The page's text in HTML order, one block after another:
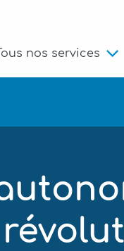
nos services